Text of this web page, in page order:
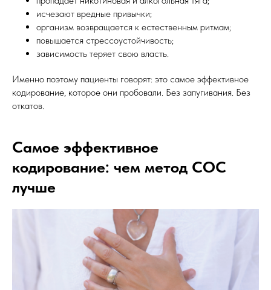
исчезают вредные привычки;
организм возвращается к естественным ритмам;
повышается стрессоустойчивость;
зависимость теряет свою власть.
Именно поэтому пациенты говорят: это самое эффективное
кодирование, которое они пробовали. Без запугивания. Без
откатов.
Самое эффективное
кодирование: чем метод СОС
лучше